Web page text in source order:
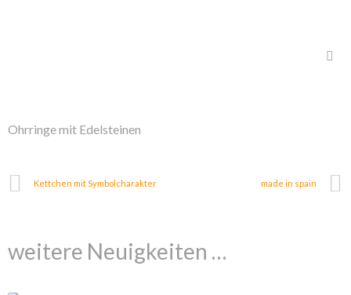
Ohrringe mit Edelsteinen
Kettchen mit Symbolcharakter made in spain
weitere Neuigkeiten …